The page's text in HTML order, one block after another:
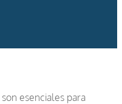
son esenciales para